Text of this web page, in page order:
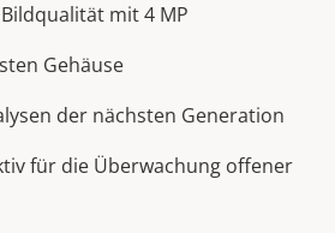
mit 4 MP
Gehäuse
der nächsten Generation
für die Überwachung offener